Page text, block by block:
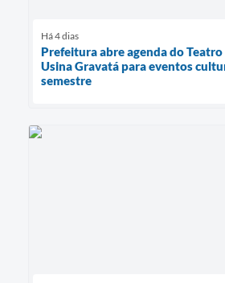
Há 4 dias
Prefeitura abre agenda do
Usina Gravatá para eventos
semestre